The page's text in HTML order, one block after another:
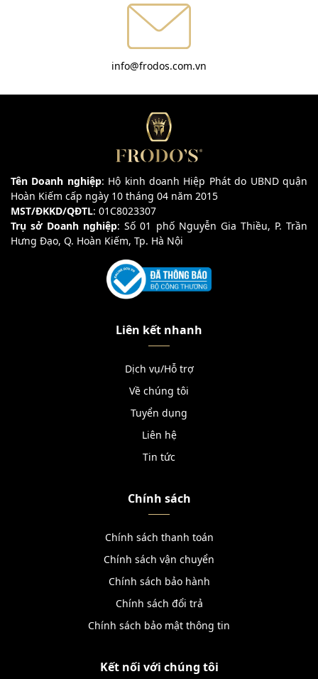
info@frodos.com.vn
Tên Doanh nghiệp: Hộ kinh doanh Hiệp Phát do UBND quận
Hoàn Kiếm cấp ngày 10 tháng 04 năm 2015
MST/ĐKKD/QĐTL: 01C8023307
Trụ sở Doanh nghiệp: Số 01 phố Nguyễn Gia Thiều, P. Trần
Hưng Đạo, Q. Hoàn Kiếm, Tp. Hà Nội
Liên kết nhanh
Dịch vụ/Hỗ trợ
Về chúng tôi
Tuyển dụng
Liên hệ
Tin tức
Chính sách
Chính sách thanh toán
Chính sách vận chuyển
Chính sách bảo hành
Chính sách đổi trả
Chính sách bảo mật thông tin
Kết nối với chúng tôi